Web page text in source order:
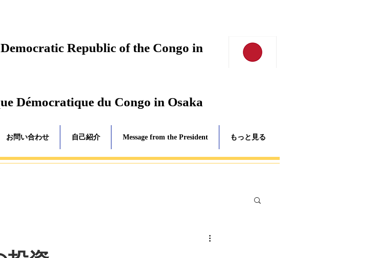
Republic of the Congo in
Démocratique du Congo in Osaka
お問い合わせ 自己紹介 Message from the President もっと見る